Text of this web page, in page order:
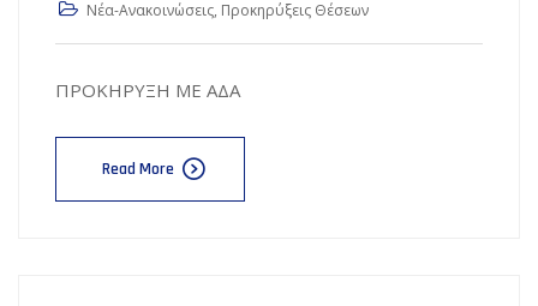
Νέα-Ανακοινώσεις, Προκηρύξεις Θέσεων
ΠΡΟΚΗΡΥΞΗ ΜΕ ΑΔΑ
Read More